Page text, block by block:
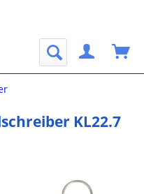
KL22.7